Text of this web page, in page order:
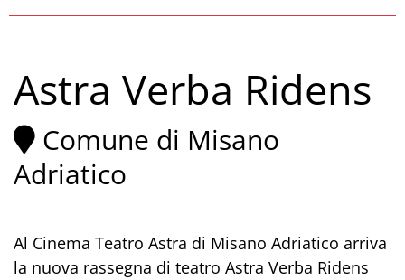
Astra Verba Ridens
Comune di Misano
Adriatico
Al Cinema Teatro Astra di Misano Adriatico arriva
la nuova rassegna di teatro Astra Verba Ridens